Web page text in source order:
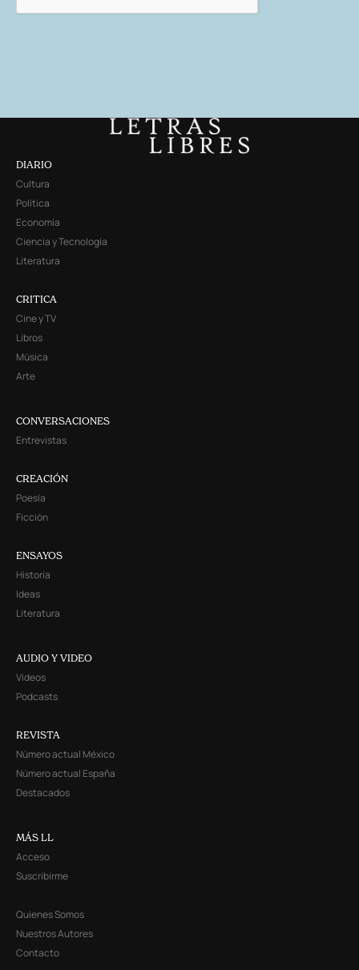
DIARIO
Cultura
Política
Economía
Ciencia y Tecnología
Literatura
CRITICA
Cine y TV
Libros
Música
Arte
CONVERSACIONES
Entrevistas
CREACIÓN
Poesía
Ficción
ENSAYOS
Historia
Ideas
Literatura
AUDIO Y VIDEO
Videos
Podcasts
REVISTA
Número actual México
Número actual España
Destacados
MÁS LL
Acceso
Suscribirme
Quienes Somos
Nuestros Autores
Contacto